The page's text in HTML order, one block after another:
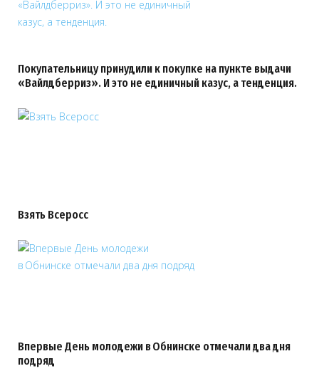
Покупательницу принудили к покупке на пункте выдачи
«Вайлдберриз». И это не единичный казус, а тенденция.
Взять Всеросс
Впервые День молодежи в Обнинске отмечали два дня
подряд